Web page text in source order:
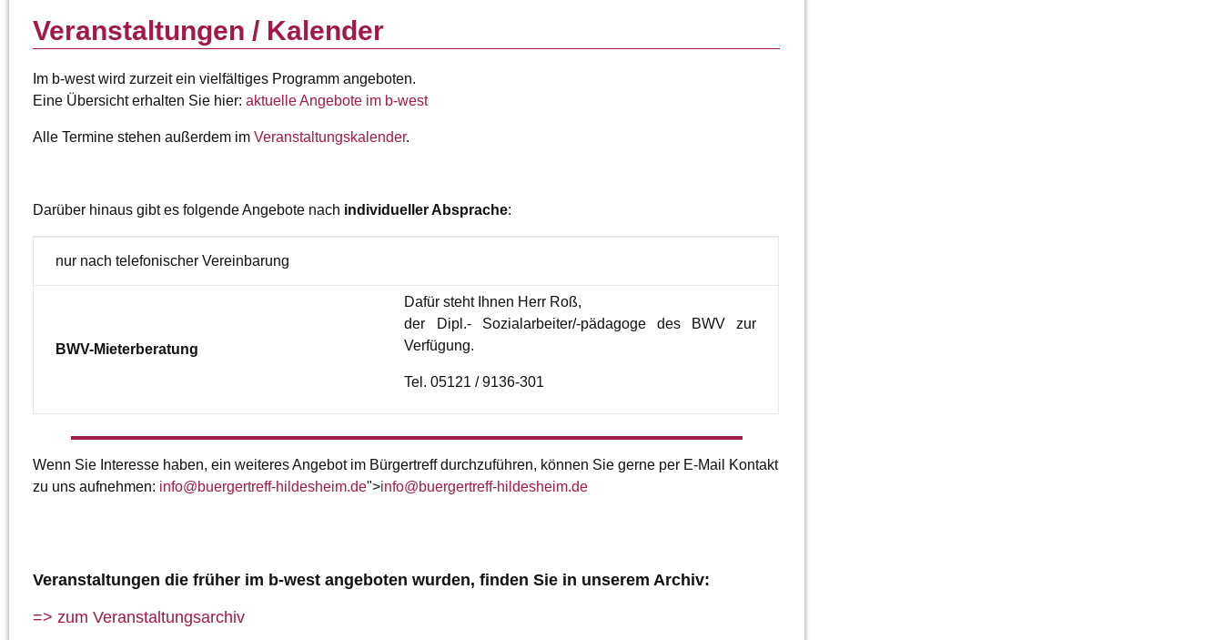
Veranstaltungen / Kalender
Im b-west wird zurzeit ein vielfältiges Programm angeboten.
Eine Übersicht erhalten Sie hier:aktuelle Angebote im b-west
Alle Termine stehen außerdem imVeranstaltungskalender.
Darüber hinaus gibt es folgende Angebote nach individueller Absprache:
nur nach telefonischer Vereinbarung
BWV-Mieterberatung
Dafür steht Ihnen Herr Roß,
der Dipl.- Sozialarbeiter/-pädagoge des BWV zur
Verfügung.
Tel. 05121 / 9136-301
Wenn Sie Interesse haben, ein weiteres Angebot im Bürgertreff durchzuführen, können Sie gerne per E-Mail Kontakt
zu uns aufnehmen: info@buergertreff-hildesheim.de">info@buergertreff-hildesheim.de
Veranstaltungen die früher im b-west angeboten wurden, finden Sie in unserem Archiv:
=> zum Veranstaltungsarchiv